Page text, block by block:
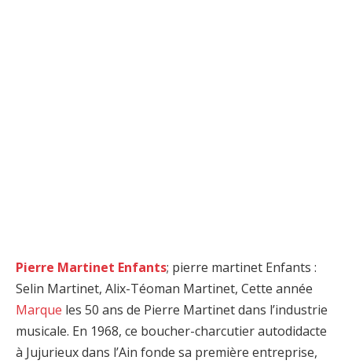
Pierre Martinet Enfants; pierre martinet Enfants :
Selin Martinet, Alix-Téoman ​​Martinet, Cette année
Marque les 50 ans de Pierre Martinet dans l’industrie
musicale. En 1968, ce boucher-charcutier autodidacte
à Jujurieux dans l’Ain fonde sa première entreprise,